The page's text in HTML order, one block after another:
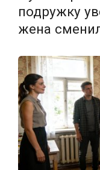
подружку
жена